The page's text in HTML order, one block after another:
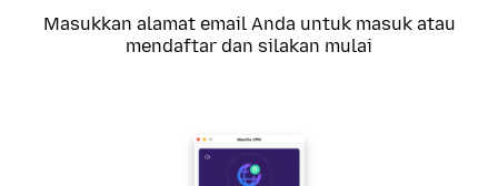
Masukkan alamat email Anda untuk masuk atau
mendaftar dan silakan mulai